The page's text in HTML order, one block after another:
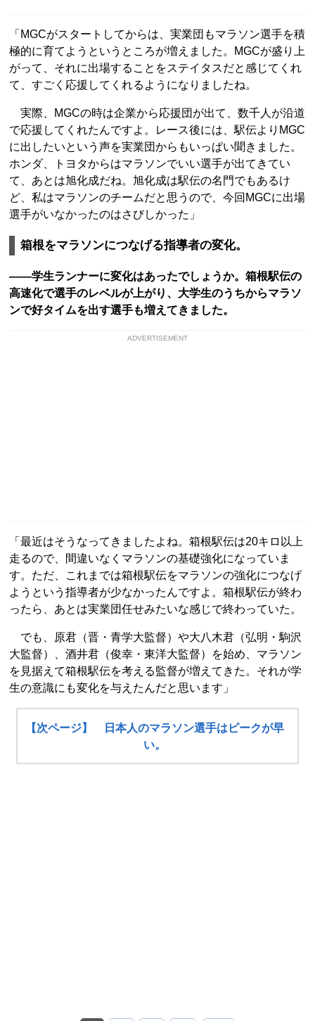
「MGCがスタートしてからは、実業団もマラソン選手を積
極的に育てようというところが増えました。MGCが盛り上
がって、それに出場することをステイタスだと感じてくれ
て、すごく応援してくれるようになりましたね。
実際、MGCの時は企業から応援団が出て、数千人が沿道
で応援してくれたんですよ。レース後には、駅伝よりMGC
に出したいという声を実業団からもいっぱい聞きました。
ホンダ、トヨタからはマラソンでいい選手が出てきてい
て、あとは旭化成だね。旭化成は駅伝の名門でもあるけ
ど、私はマラソンのチームだと思うので、今回MGCに出場
選手がいなかったのはさびしかった」
箱根をマラソンにつなげる指導者の変化。
――学生ランナーに変化はあったでしょうか。箱根駅伝の
高速化で選手のレベルが上がり、大学生のうちからマラソ
ンで好タイムを出す選手も増えてきました。
ADVERTISEMENT
「最近はそうなってきましたよね。箱根駅伝は20キロ以上
走るので、間違いなくマラソンの基礎強化になっていま
す。ただ、これまでは箱根駅伝をマラソンの強化につなげ
ようという指導者が少なかったんですよ。箱根駅伝が終わ
ったら、あとは実業団任せみたいな感じで終わっていた。
でも、原君（晋・青学大監督）や大八木君（弘明・駒沢
大監督）、酒井君（俊幸・東洋大監督）を始め、マラソン
を見据えて箱根駅伝を考える監督が増えてきた。それが学
生の意識にも変化を与えたんだと思います」
【次ページ】 日本人のマラソン選手はピークが早
い。